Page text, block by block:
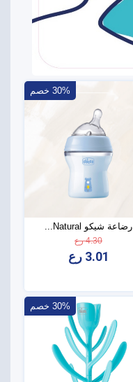
30% خصم
رضاعة شيكو Natural...
4.30 رع
3.01 رع
30% خصم